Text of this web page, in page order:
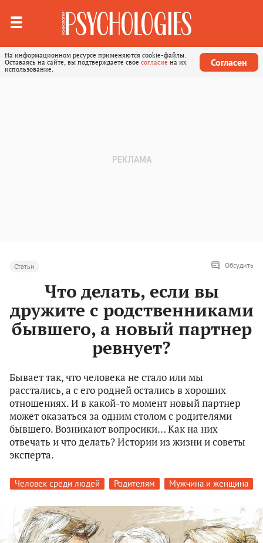
На информационном ресурсе применяются cookie-файлы.
Оставаясь на сайте, вы подтверждаете свое согласие на их
использование.
Согласен
Статьи Обсудить
Что делать, если вы
дружите с родственниками
бывшего, а новый партнер
ревнует?
Бывает так, что человека не стало или мы
расстались, а с его родней остались в хороших
отношениях. И в какой-то момент новый партнер
может оказаться за одним столом с родителями
бывшего. Возникают вопросики… Как на них
отвечать и что делать? Истории из жизни и советы
эксперта.
Человек среди людей Родителям Мужчина и женщина